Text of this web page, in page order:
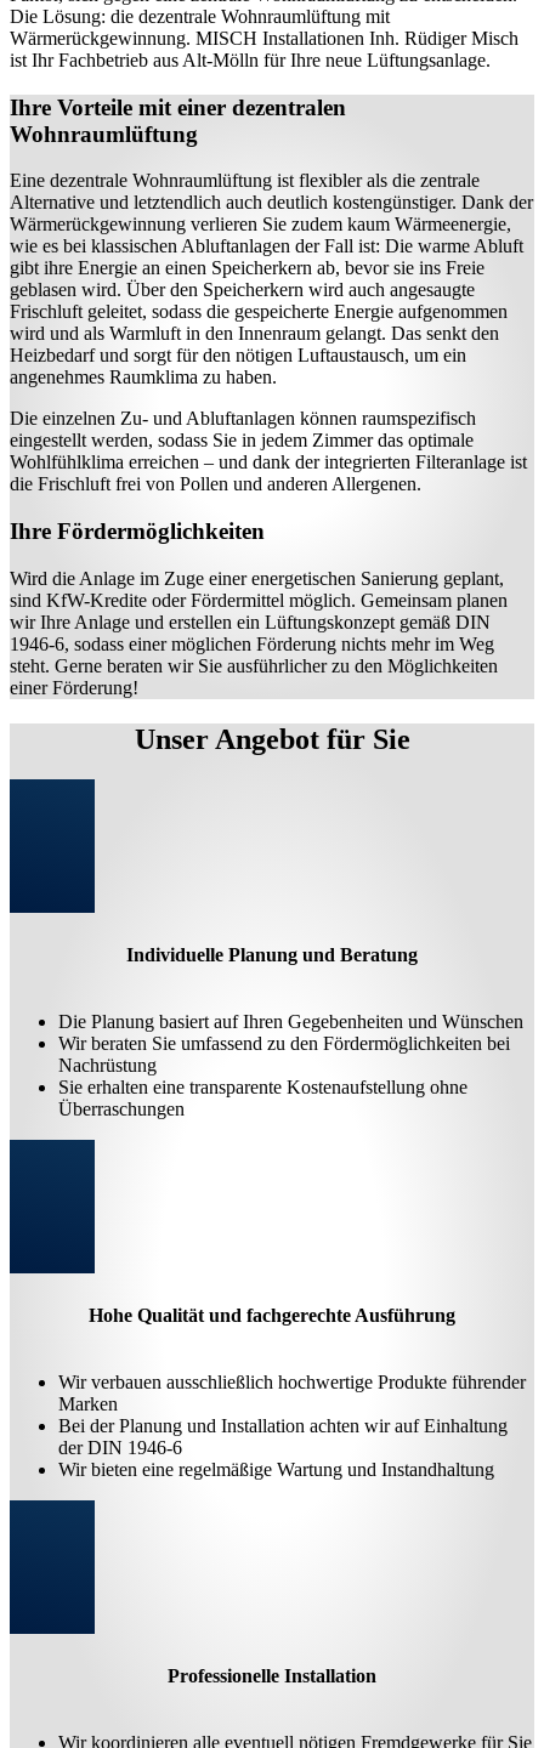
Die Lösung: die dezentrale Wohnraumlüftung mit
Wärmerückgewinnung. MISCH Installationen Inh. Rüdiger Misch
ist Ihr Fachbetrieb aus Alt-Mölln für Ihre neue Lüftungsanlage.
Ihre Vorteile mit einer dezentralen
Wohnraumlüftung
Eine dezentrale Wohnraumlüftung ist flexibler als die zentrale
Alternative und letztendlich auch deutlich kostengünstiger. Dank der
Wärmerückgewinnung verlieren Sie zudem kaum Wärmeenergie,
wie es bei klassischen Abluftanlagen der Fall ist: Die warme Abluft
gibt ihre Energie an einen Speicherkern ab, bevor sie ins Freie
geblasen wird. Über den Speicherkern wird auch angesaugte
Frischluft geleitet, sodass die gespeicherte Energie aufgenommen
wird und als Warmluft in den Innenraum gelangt. Das senkt den
Heizbedarf und sorgt für den nötigen Luftaustausch, um ein
angenehmes Raumklima zu haben.
Die einzelnen Zu- und Abluftanlagen können raumspezifisch
eingestellt werden, sodass Sie in jedem Zimmer das optimale
Wohlfühlklima erreichen – und dank der integrierten Filteranlage ist
die Frischluft frei von Pollen und anderen Allergenen.
Ihre Fördermöglichkeiten
Wird die Anlage im Zuge einer energetischen Sanierung geplant,
sind KfW-Kredite oder Fördermittel möglich. Gemeinsam planen
wir Ihre Anlage und erstellen ein Lüftungskonzept gemäß DIN
1946-6, sodass einer möglichen Förderung nichts mehr im Weg
steht. Gerne beraten wir Sie ausführlicher zu den Möglichkeiten
einer Förderung!
Unser Angebot für Sie
Individuelle Planung und Beratung
Die Planung basiert auf Ihren Gegebenheiten und Wünschen
Wir beraten Sie umfassend zu den Fördermöglichkeiten bei
Nachrüstung
Sie erhalten eine transparente Kostenaufstellung ohne
Überraschungen
Hohe Qualität und fachgerechte Ausführung
Wir verbauen ausschließlich hochwertige Produkte führender
Marken
Bei der Planung und Installation achten wir auf Einhaltung
der DIN 1946-6
Wir bieten eine regelmäßige Wartung und Instandhaltung
Professionelle Installation
Wir koordinieren alle eventuell nötigen Fremdgewerke für Sie